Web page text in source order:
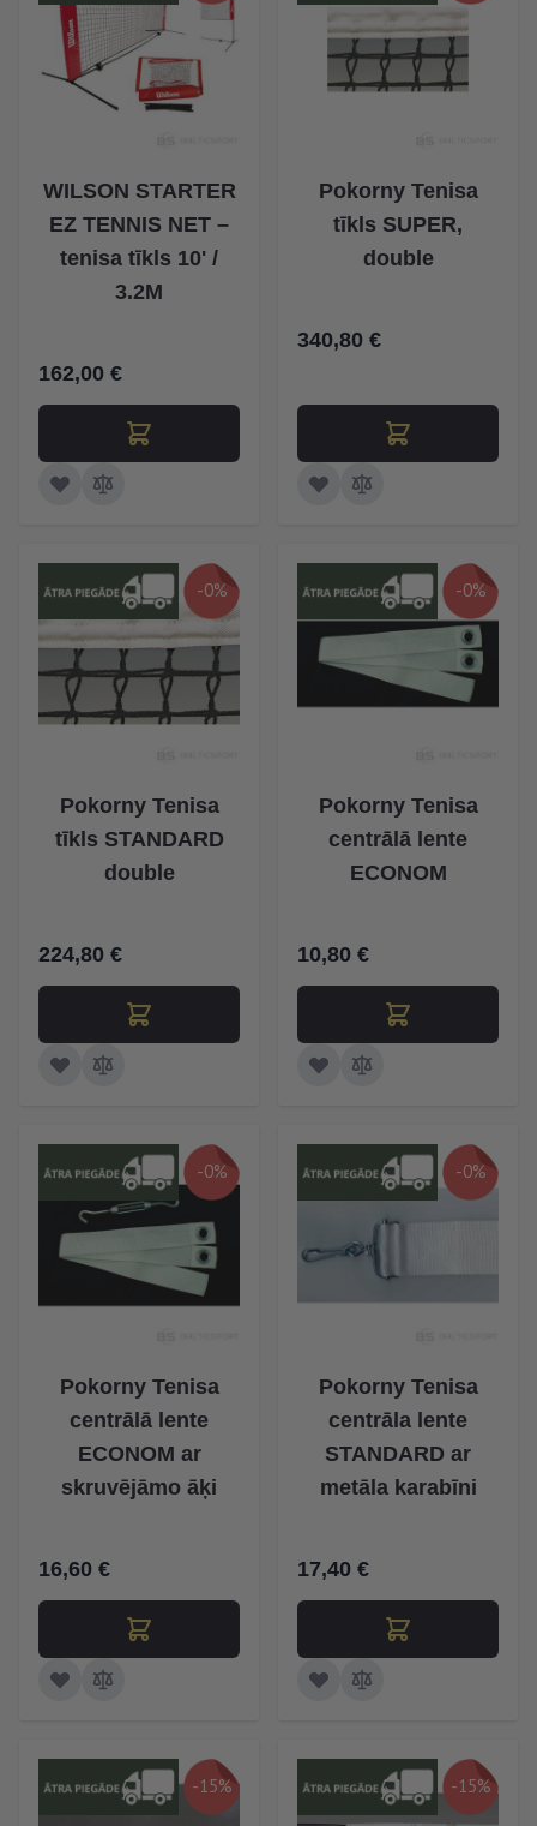
WILSON STARTER
EZ TENNIS NET –
tenisa tīkls 10' /
3.2M
162,00 €
Pokorny Tenisa
tīkls SUPER,
double
340,80 €
-0%
Pokorny Tenisa
tīkls STANDARD
double
224,80 €
-0%
Pokorny Tenisa
centrālā lente
ECONOM
10,80 €
-0%
Pokorny Tenisa
centrālā lente
ECONOM ar
skruvējāmo āķi
16,60 €
-0%
Pokorny Tenisa
centrāla lente
STANDARD ar
metāla karabīni
17,40 €
-15% -15%